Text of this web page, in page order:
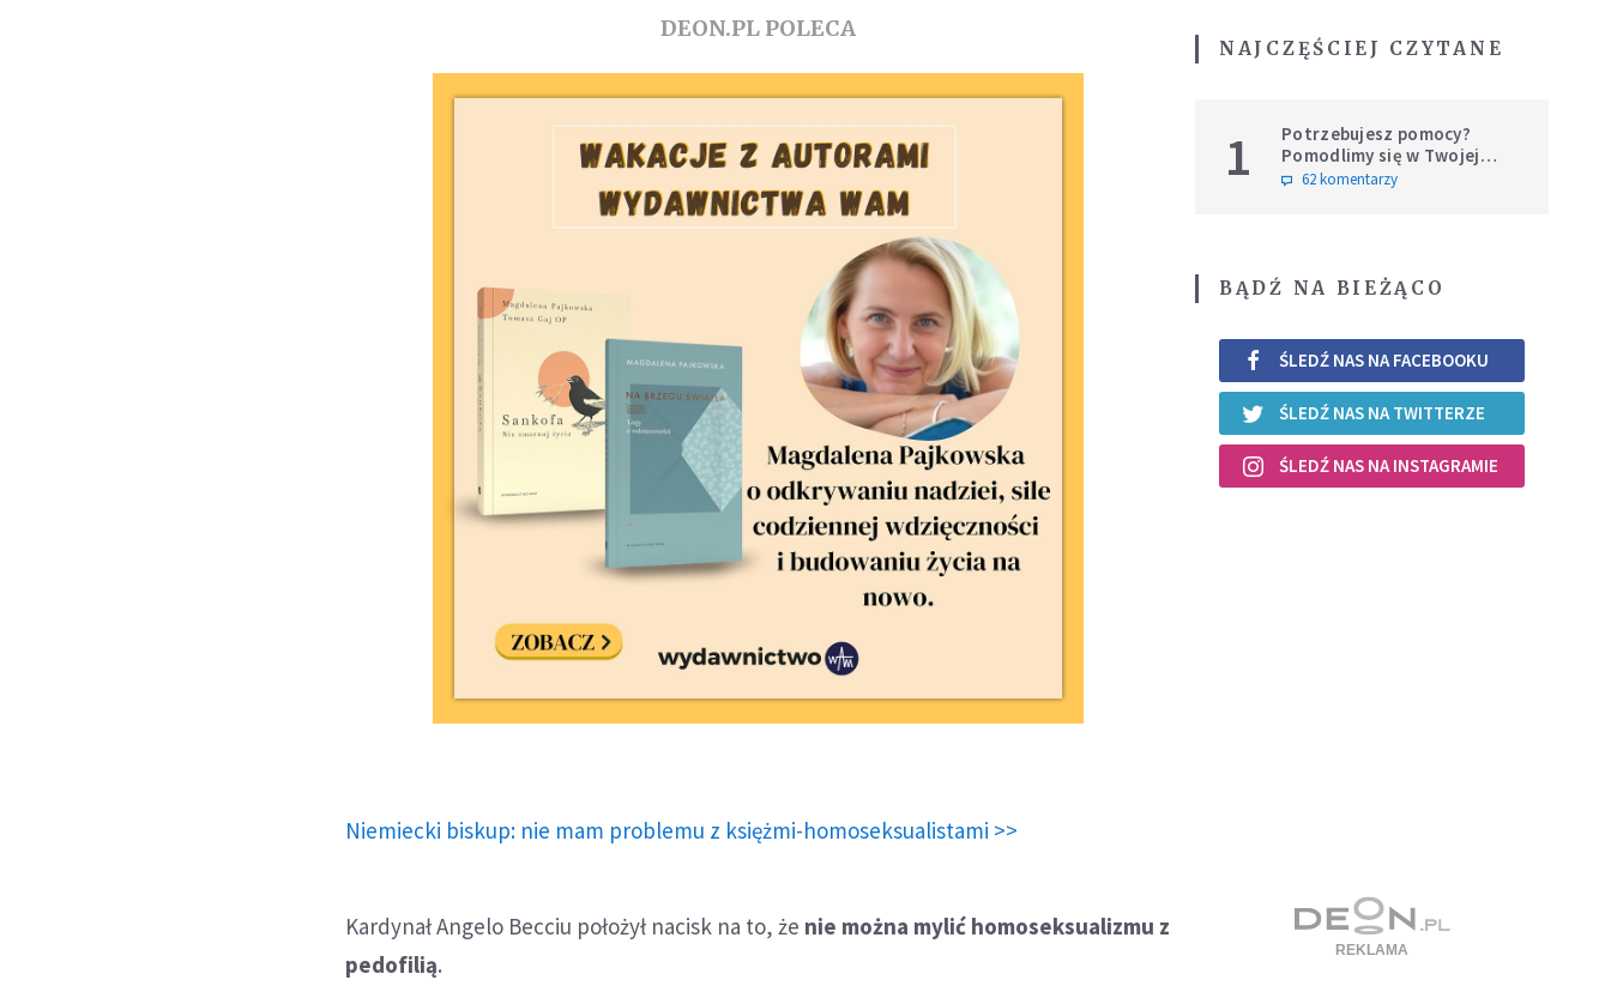
DEON.PL POLECA
Niemiecki biskup: nie mam problemu z księżmi-homoseksualistami >>
Kardynał Angelo Becciu położył nacisk na to, że nie można mylić homoseksualizmu z
pedofilią.
NAJCZĘŚCIEJ CZYTANE
1
Potrzebujesz pomocy?
Pomodlimy się w Twojej
intencji
62 komentarzy
BĄDŹ NA BIEŻĄCO
ŚLEDŹ NAS NA FACEBOOKU
ŚLEDŹ NAS NA TWITTERZE
ŚLEDŹ NAS NA INSTAGRAMIE